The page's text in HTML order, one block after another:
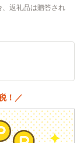
返礼品は贈答され
！／